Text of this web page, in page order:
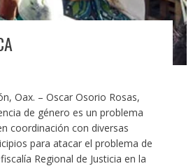
Oax. – Oscar Osorio Rosas,
de género es un problema
coordinación con diversas
para atacar el problema de
Regional de Justicia en la